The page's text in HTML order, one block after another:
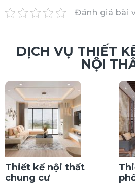
Đánh giá bài
DỊCH VỤ THIẾT
NỘI
Thiết kế nội thất
chung cư